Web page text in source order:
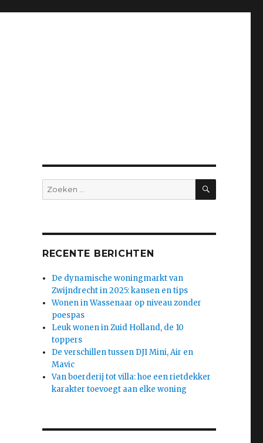
Zoeken
naar:
ZOEKEN
RECENTE BERICHTEN
De dynamische woningmarkt van
Zwijndrecht in 2025: kansen en tips
Wonen in Wassenaar op niveau zonder
poespas
Leuk wonen in Zuid Holland, de 10
toppers
De verschillen tussen DJI Mini, Air en
Mavic
Van boerderij tot villa: hoe een rietdekker
karakter toevoegt aan elke woning